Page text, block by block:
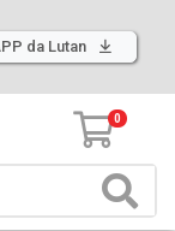
da Lutan
0